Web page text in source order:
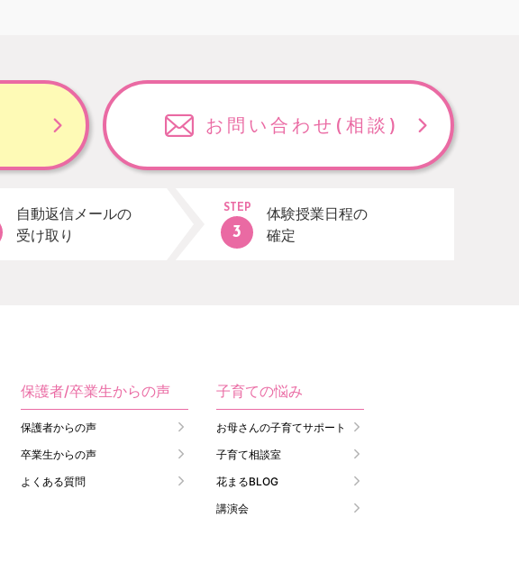
お問い合わせ (相談)
自動返信メールの
受け取り
STEP
体験授業日程の
確定
保護者/卒業生からの声
保護者からの声
卒業生からの声
よくある質問
子育ての悩み
お母さんの子育てサポート
子育て相談室
花まるBLOG
講演会